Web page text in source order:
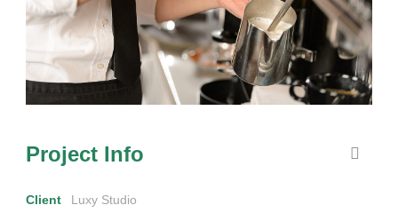
Project Info
Client Luxy Studio